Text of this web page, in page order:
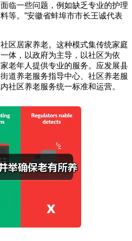
临一些问题，例如缺乏专业的护理
等。”安徽省蚌埠市市长王诚代表
区居家养老。这种模式集传统家庭
体，以政府为主导，以社区为依
老年人提供专业的服务。应发展县
道养老服务指导中心、社区养老服
社区养老服务统一标准和运营。